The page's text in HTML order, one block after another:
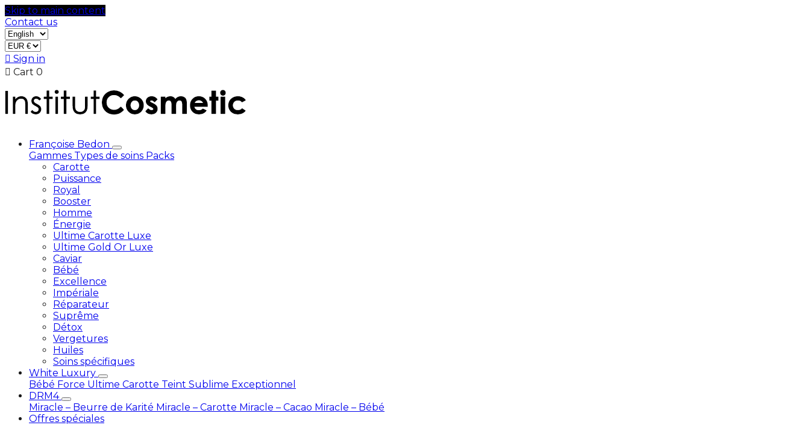
Skip to main content
Contact us
 Sign in
 Cart 0
Françoise Bedon
Gammes Types de soins Packs
Carotte
Puissance
Royal
Booster
Homme
Énergie
Ultime Carotte Luxe
Ultime Gold Or Luxe
Caviar
Bébé
Excellence
Impériale
Réparateur
Suprême
Détox
Vergetures
Huiles
Soins spécifiques
White Luxury
Bébé Force Ultime Carotte Teint Sublime Exceptionnel
DRM4
Miracle – Beurre de Karité Miracle – Carotte Miracle – Cacao Miracle – Bébé
Offres spéciales